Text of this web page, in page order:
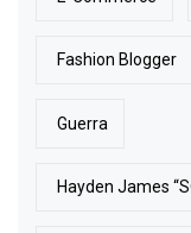
Fashion Blogger
Guerra
Hayden James